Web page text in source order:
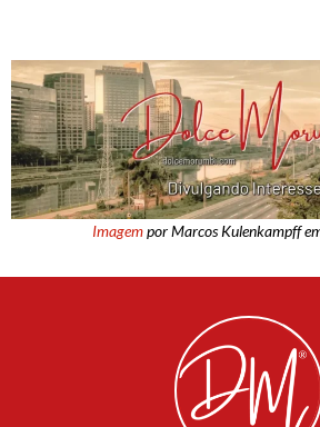
Imagempor Marcos Kulenkampff